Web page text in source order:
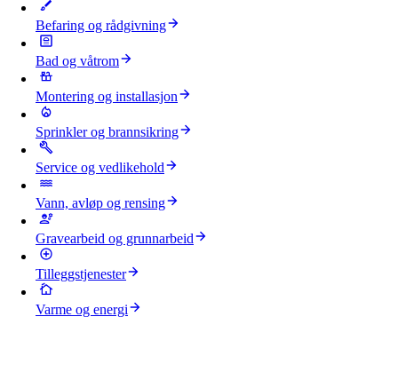
Befaring og rådgivning
Bad og våtrom
Montering og installasjon
Sprinkler og brannsikring
Service og vedlikehold
Vann, avløp og rensing
Gravearbeid og grunnarbeid
Tilleggstjenester
Varme og energi